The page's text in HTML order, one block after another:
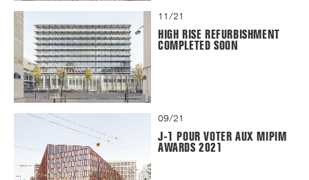
11/21
HIGH RISE REFURBISHMENT
COMPLETED SOON
09/21
J-1 POUR VOTER AUX MIPIM
AWARDS 2021